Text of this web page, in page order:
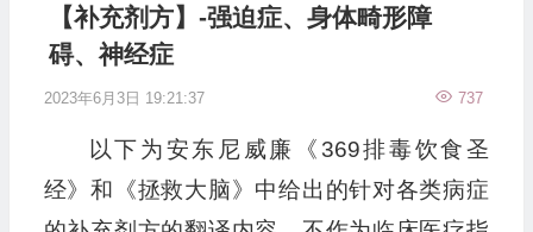
【补充剂方】-强迫症、身体畸形障
碍、神经症
2023年6月3日 19:21:37 737
以下为安东尼威廉《369排毒饮食圣
经》和《拯救大脑》中给出的针对各类病症